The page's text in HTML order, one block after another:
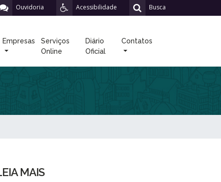
Busca
Acessibilidade
Ouvidoria
Empresas
Serviços
Online
Diário
Oficial
Contatos
MAIS